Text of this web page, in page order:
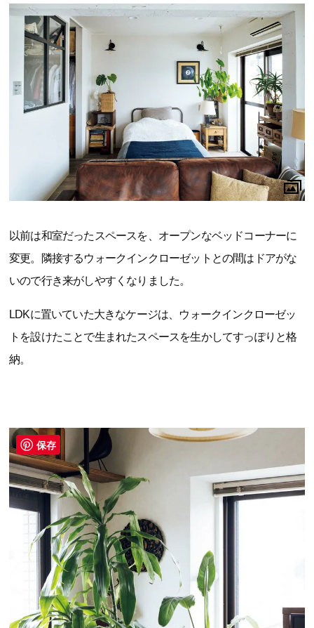
以前は和室だったスペースを、オープンなベッドコーナーに
変更。隣接するウォークインクローゼットとの間はドアがな
いので行き来がしやすくなりました。
LDKに置いていた大きなケージは、ウォークインクローゼッ
トを設けたことで生まれたスペースを生かしてすっぽりと格
納。
保存